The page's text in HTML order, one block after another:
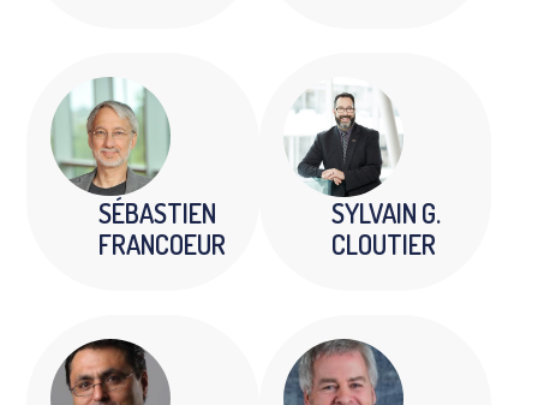
SÉBASTIEN
FRANCOEUR
SYLVAIN G.
CLOUTIER